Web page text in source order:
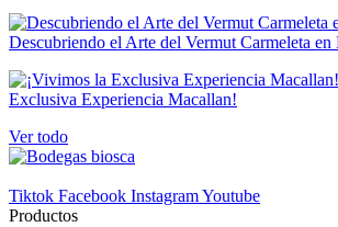
Novedades
Novedades 0
En Oferta
View products1
Descubriendo el Arte del Vermut Carmeleta en
Exclusiva Experiencia Macallan!
Ver todo
Tiktok Facebook InstagramYoutube
Productos